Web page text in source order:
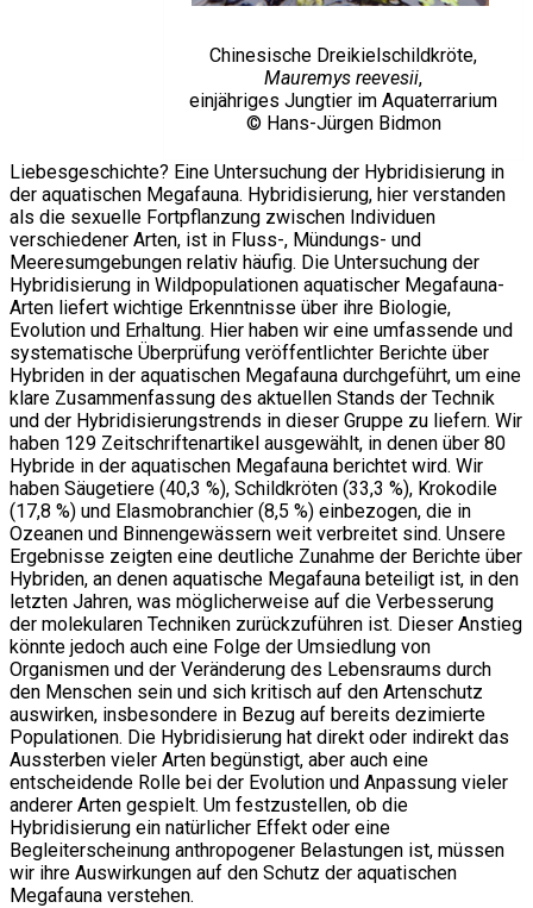
Chinesische Dreikielschildkröte,
Mauremys reevesii,
einjähriges Jungtier im Aquaterrarium
© Hans-Jürgen Bidmon
Liebesgeschichte? Eine Untersuchung der Hybridisierung in
der aquatischen Megafauna. Hybridisierung, hier verstanden
als die sexuelle Fortpflanzung zwischen Individuen
verschiedener Arten, ist in Fluss-, Mündungs- und
Meeresumgebungen relativ häufig. Die Untersuchung der
Hybridisierung in Wildpopulationen aquatischer Megafauna-
Arten liefert wichtige Erkenntnisse über ihre Biologie,
Evolution und Erhaltung. Hier haben wir eine umfassende und
systematische Überprüfung veröffentlichter Berichte über
Hybriden in der aquatischen Megafauna durchgeführt, um eine
klare Zusammenfassung des aktuellen Stands der Technik
und der Hybridisierungstrends in dieser Gruppe zu liefern. Wir
haben 129 Zeitschriftenartikel ausgewählt, in denen über 80
Hybride in der aquatischen Megafauna berichtet wird. Wir
haben Säugetiere (40,3 %), Schildkröten (33,3 %), Krokodile
(17,8 %) und Elasmobranchier (8,5 %) einbezogen, die in
Ozeanen und Binnengewässern weit verbreitet sind. Unsere
Ergebnisse zeigten eine deutliche Zunahme der Berichte über
Hybriden, an denen aquatische Megafauna beteiligt ist, in den
letzten Jahren, was möglicherweise auf die Verbesserung
der molekularen Techniken zurückzuführen ist. Dieser Anstieg
könnte jedoch auch eine Folge der Umsiedlung von
Organismen und der Veränderung des Lebensraums durch
den Menschen sein und sich kritisch auf den Artenschutz
auswirken, insbesondere in Bezug auf bereits dezimierte
Populationen. Die Hybridisierung hat direkt oder indirekt das
Aussterben vieler Arten begünstigt, aber auch eine
entscheidende Rolle bei der Evolution und Anpassung vieler
anderer Arten gespielt. Um festzustellen, ob die
Hybridisierung ein natürlicher Effekt oder eine
Begleiterscheinung anthropogener Belastungen ist, müssen
wir ihre Auswirkungen auf den Schutz der aquatischen
Megafauna verstehen.